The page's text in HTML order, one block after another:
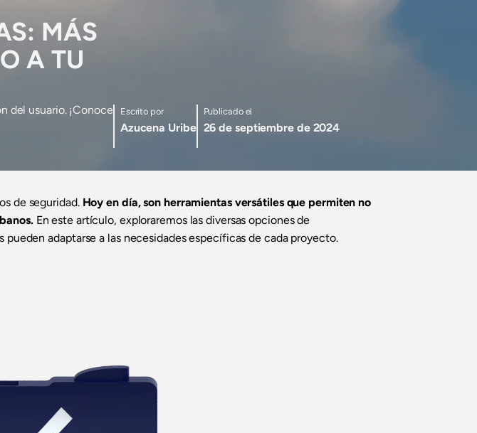
MÁS
A TU
del usuario. ¡Conoce
Escrito por
Azucena Uribe
Publicado el
26 de septiembre de 2024
de seguridad.Hoy en día, son herramientas versátiles que permiten no
En este artículo, exploraremos las diversas opciones de
adaptarse a las necesidades específicas de cada proyecto.